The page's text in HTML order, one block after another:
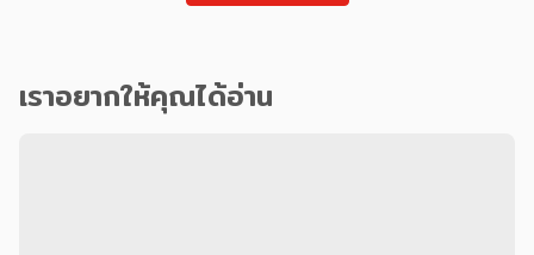
เราอยากให้คุณได้อ่าน